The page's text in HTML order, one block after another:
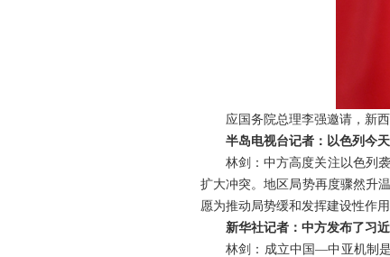
应国务院总理李强邀请，新
半岛电视台记者：以色列今
林剑：中方高度关注以色列
扩大冲突。地区局势再度骤然升
愿为推动局势缓和发挥建设性作用
新华社记者：中方发布了习
林剑：成立中国—中亚机制